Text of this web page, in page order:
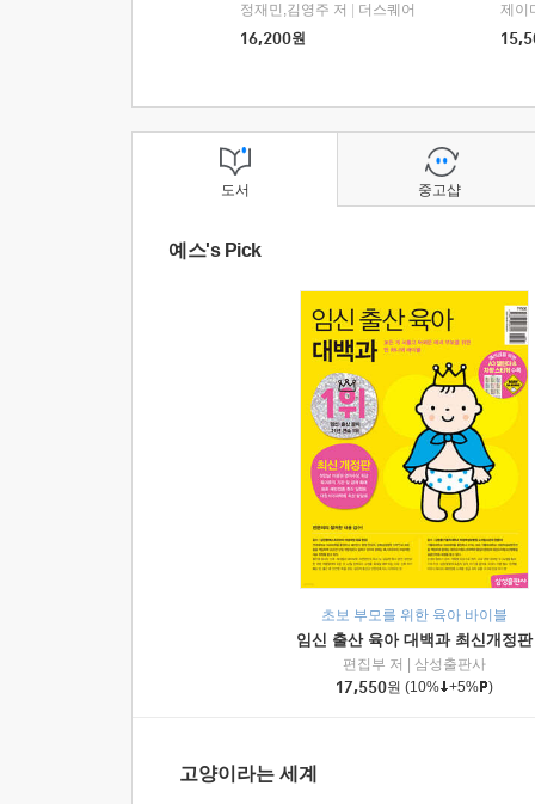
정재민,김영주 저
더스퀘어
16,200원
도서
예스's Pick
초보 부모를 위한 육아 바이블
임신 출산 육아 대백과 최신개정판
편집부 저
삼성출판사
17,550원 (10% +5% )
고양이라는 세계
중고샵